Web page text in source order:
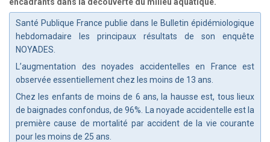
Santé Publique France publie dans le Bulletin épidémiologique
hebdomadaire les principaux résultats de son enquête
NOYADES.
L’augmentation des noyades accidentelles en France est
observée essentiellement chez les moins de 13 ans.
Chez les enfants de moins de 6 ans, la hausse est, tous lieux
de baignades confondus, de 96%. La noyade accidentelle est la
première cause de mortalité par accident de la vie courante
pour les moins de 25 ans.